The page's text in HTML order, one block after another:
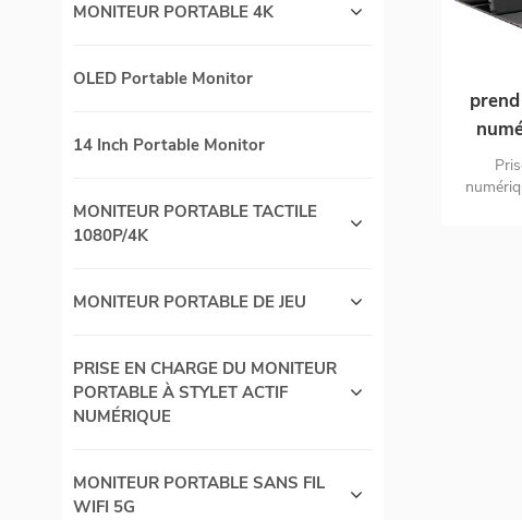
MONITEUR PORTABLE 4K
OLED Portable Monitor
14 Inch Portable Monitor
MONITEUR PORTABLE TACTILE
1080P/4K
MONITEUR PORTABLE DE JEU
PRISE EN CHARGE DU MONITEUR
PORTABLE À STYLET ACTIF
NUMÉRIQUE
MONITEUR PORTABLE SANS FIL
WIFI 5G